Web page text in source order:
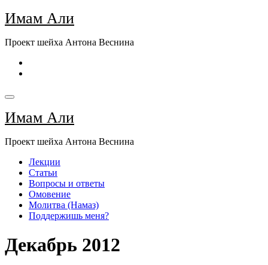
Перейти
к
Имам Али
Проект шейха Антона Веснина
Имам Али
Проект шейха Антона Веснина
Лекции
Статьи
Вопросы и ответы
Омовение
Молитва (Намаз)
Поддержишь меня?
Декабрь 2012